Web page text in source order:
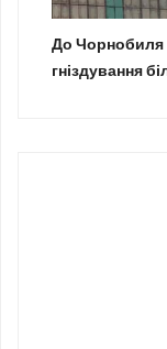
До Чорнобиля
гніздування